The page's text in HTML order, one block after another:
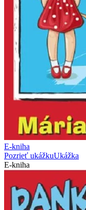
E-kniha
Pozrieť ukážkuUkážka
E-kniha